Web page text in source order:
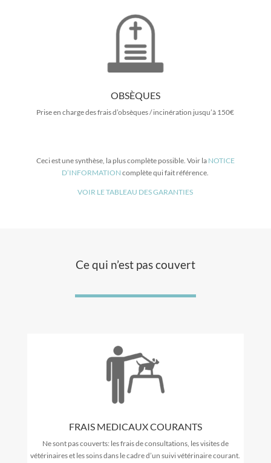
OBSÈQUES
Prise en charge des frais d’obsèques / incinération jusqu’à 150€
Ceci est une synthèse, la plus complète possible. Voir la NOTICE
D’INFORMATION complète qui fait référence.
VOIR LE TABLEAU DES GARANTIES
Ce qui n’est pas couvert
FRAIS MEDICAUX COURANTS
Ne sont pas couverts: les frais de consultations, les visites de
vétérinaires et les soins dans le cadre d’un suivi vétérinaire courant.